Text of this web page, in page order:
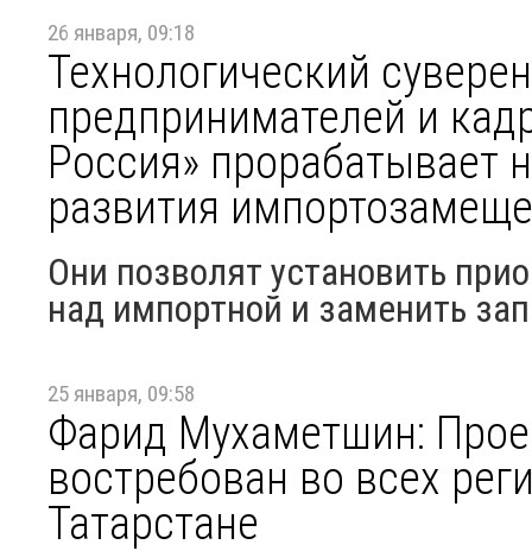
26 января, 09:18
Технологический
предпринимателей и
Россия» прорабатывает
развития
Они позволят установить
над импортной и заменить
25 января, 09:58
Фарид Мухаметшин:
востребован во всех
Татарстане